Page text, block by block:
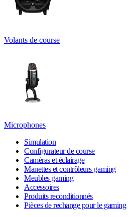
Volants de course
Microphones
Simulation
Configurateur de course
Caméras et éclairage
Manettes et contrôleurs gaming
Meubles gaming
Accessoires
Produits reconditionnés
Pièces de rechange pour le gaming